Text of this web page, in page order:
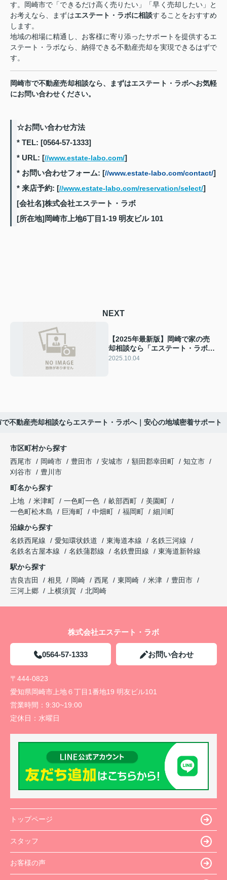
す。岡崎市で「できるだけ高く売りたい」「早く売却したい」と
お考えなら、まずはエステート・ラボに相談することをおすすめ
します。
地域の相場に精通し、お客様に寄り添ったサポートを提供するエ
ステート・ラボなら、納得できる不動産売却を実現できるはずで
す。
岡崎市で不動産売却相談なら、まずはエステート・ラボへお気軽
にお問い合わせください。
☆お問い合わせ方法
* TEL: [0564-57-1333]
* URL: [//www.estate-labo.com/]
* お問い合わせフォーム: [//www.estate-labo.com/contact/]
* 来店予約: [//www.estate-labo.com/reservation/select/]
[会社名]株式会社エステート・ラボ
[所在地]岡崎市上地6丁目1-19 明友ビル 101
NEXT
【2025年最新版】岡崎で家の売
却相談なら「エステート・ラボ」
へ｜安心・納得の不動産売却サポ
2025.10.04
で不動産売却相談ならエステート・ラボへ｜安心の地域密着サポート
市区町村から探す
西尾市
岡崎市 豊田市 安城市 額田郡幸田町
知立市
刈谷市
豊川市
町名から探す
上地
米津町 一色町一色 畝部西町
美園町
一色町松木島
巨海町 中畑町 福岡町
細川町
沿線から探す
名鉄西尾線
愛知環状鉄道 東海道本線
名鉄三河線
名鉄名古屋本線
名鉄蒲郡線 名鉄豊田線
東海道新幹線
駅から探す
吉良吉田
相見 岡崎 西尾 東岡崎 米津
豊田市
三河上郷
上横須賀 北岡崎
株式会社エステート・ラボ
0564-57-1333 お問い合わせ
〒444-0823
愛知県岡崎市上地６丁目1番地19 明友ビル101
営業時間： 9:30~19:00
定休日： 水曜日
トップページ
スタッフ
お客様の声